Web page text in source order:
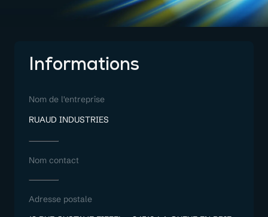
Informations
Nom de l'entreprise
RUAUD INDUSTRIES
Nom contact
Adresse postale